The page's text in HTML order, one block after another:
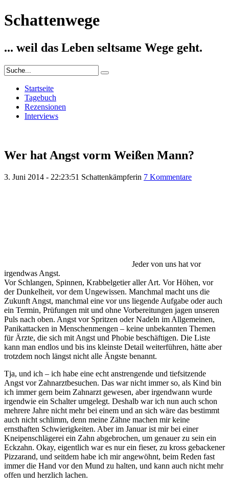
Schattenwege
... weil das Leben seltsame Wege geht.
Startseite
Tagebuch
Rezensionen
Interviews
Wer hat Angst vorm Weißen Mann?
3. Juni 2014 - 22:23:51 Schattenkämpferin 7 Kommentare
Jeder von uns hat vor
irgendwas Angst.
Vor Schlangen, Spinnen, Krabbelgetier aller Art. Vor Höhen, vor
der Dunkelheit, vor dem Ungewissen. Manchmal macht uns die
Zukunft Angst, manchmal eine vor uns liegende Aufgabe oder auch
ein Termin, Prüfungen mit und ohne Vorbereitungen jagen unseren
Puls nach oben. Angst vor Spritzen oder Nadeln im Allgemeinen,
Panikattacken in Menschenmengen – keine unbekannten Themen
für Ärzte, die sich mit Angst und Phobie beschäftigen. Die Liste
kann man endlos und bis ins kleinste Detail weiterführen, hätte aber
trotzdem noch längst nicht alle Ängste benannt.
Tja, und ich – ich habe eine echt anstrengende und tiefsitzende
Angst vor Zahnarztbesuchen. Das war nicht immer so, als Kind bin
ich immer gern beim Zahnarzt gewesen, aber irgendwann wurde
irgendwie ein Schalter umgelegt. Deshalb war ich nun auch schon
mehrere Jahre nicht mehr bei einem und an sich wäre das bestimmt
auch nicht schlimm, denn meine Zähne machen mir keine
ernsthaften Schwierigkeiten. Aber im Januar ist mir bei einer
Kneipenschlägerei ein Zahn abgebrochen, um genauer zu sein ein
Eckzahn. Okay, eigentlich war es nur ein fieser, zu kross gebackener
Pizzarand, und seitdem habe ich mir angewöhnt, beim Reden fast
immer die Hand vor den Mund zu halten, und kann auch nicht mehr
offen und herzlich lachen.